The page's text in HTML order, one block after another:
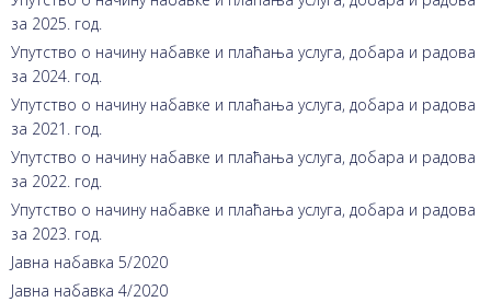
за 2025. год.
Упутство о начину набавке и плаћања услуга, добара и радова
за 2024. год.
Упутство о начину набавке и плаћања услуга, добара и радова
за 2021. год.
Упутство о начину набавке и плаћања услуга, добара и радова
за 2022. год.
Упутство о начину набавке и плаћања услуга, добара и радова
за 2023. год.
Јавна набавка 5/2020
Јавна набавка 4/2020